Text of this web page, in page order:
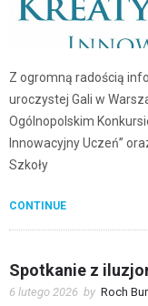
Z ogromną radością
uroczystej Gali w
Ogólnopolskim
Innowacyjny Uczeń”
Szkoły
CONTINUE
Spotkanie z
6 lutego 2026 by Roch